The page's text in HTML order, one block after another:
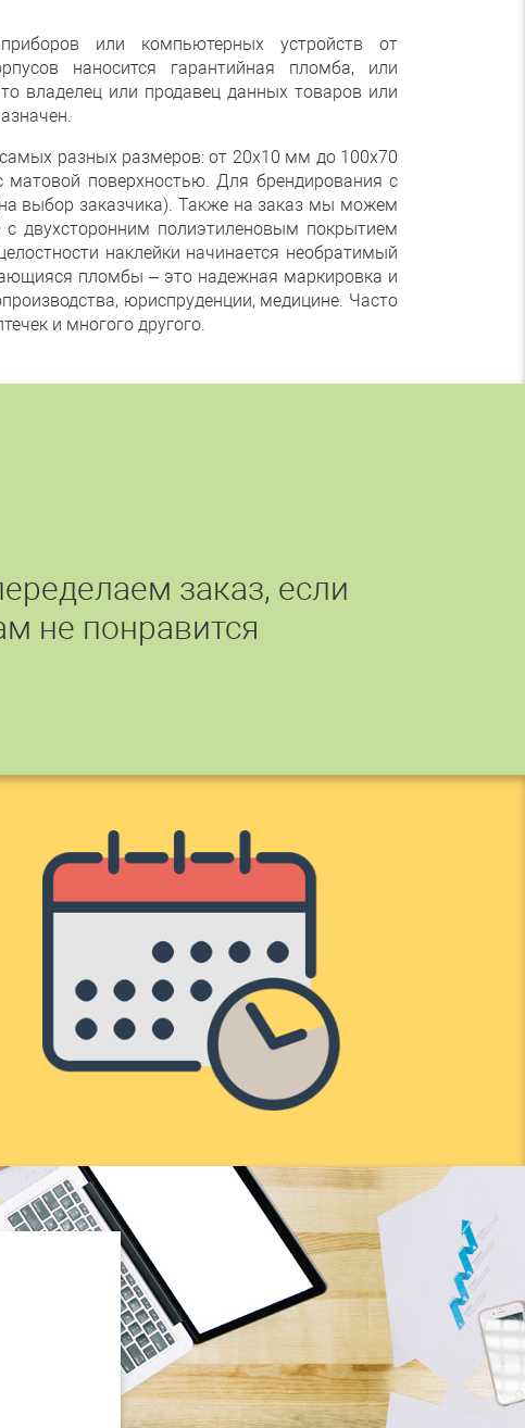
или компьютерных устройств от
наносится гарантийная пломба, или
владелец или продавец данных товаров или
разных размеров: от 20х10 мм до 100х70
поверхностью. Для брендирования с
выбор заказчика). Также на заказ мы можем
двухсторонним полиэтиленовым покрытием
наклейки начинается необратимый
пломбы – это надежная маркировка и
юриспруденции, медицине. Часто
и многого другого.
заказ, если
не понравится